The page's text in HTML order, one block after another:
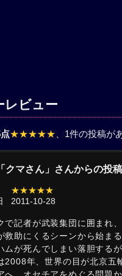
レビュー
★★★★★ 、1件の投稿が
クマさん」さんからの投稿
★★★★★
2011-10-28
で記者が武装集団に囲まれ
救助にくるシーンから始ま
ムが死んでしまい落胆する
2008年、世界の目が北京五